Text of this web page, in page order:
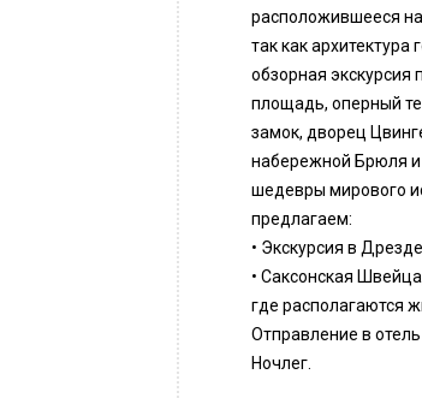
расположившееся
так как
обзорная экскурсия
площадь, оперный
замок, дворец
набережной Брюля
шедевры мирового
предлагаем:
• Экскурсия в
• Саксонская
где располагаются
Отправление в
Ночлег.